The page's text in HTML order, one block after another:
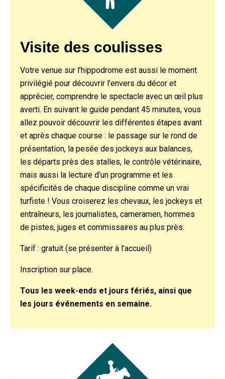
Visite des coulisses
Votre venue sur l’hippodrome est aussi le moment
privilégié pour découvrir l’envers du décor et
apprécier, comprendre le spectacle avec un œil plus
averti. En suivant le guide pendant 45 minutes, vous
allez pouvoir découvrir les différentes étapes avant
et après chaque course : le passage sur le rond de
présentation, la pesée des jockeys aux balances,
les départs près des stalles, le contrôle vétérinaire,
mais aussi la lecture d’un programme et les
spécificités de chaque discipline comme un vrai
turfiste ! Vous croiserez les chevaux, les jockeys et
entraîneurs, les journalistes, cameramen, hommes
de pistes, juges et commissaires au plus près.
Tarif : gratuit (se présenter à l’accueil)
Inscription sur place.
Tous les week-ends et jours fériés, ainsi que
les jours événements en semaine.